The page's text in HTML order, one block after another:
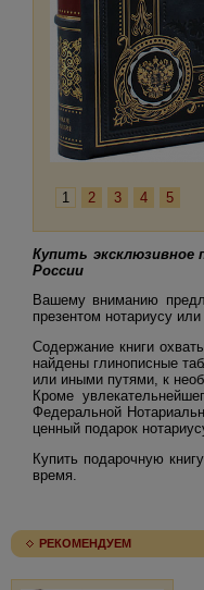
1 2 3 4 5
Купить эксклюзивное
России
Вашему вниманию
презентом нотариусу
Содержание книги
найдены глинописные
или иными путями, к
Кроме
Федеральной
ценный подарок
Купить подарочную
время.
РЕКОМЕНДУЕМ